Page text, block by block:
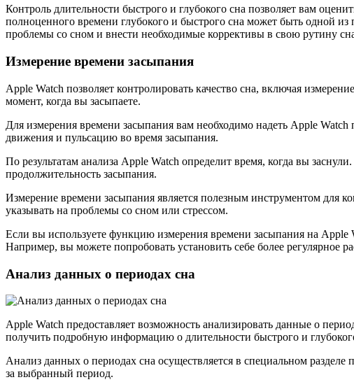
Контроль длительности быстрого и глубокого сна позволяет вам
полноценного времени глубокого и быстрого сна может быть одной из
проблемы со сном и внести необходимые коррективы в свою рутину
Измерение времени засыпания
Apple Watch позволяет контролировать качество сна, включая
момент, когда вы засыпаете.
Для измерения времени засыпания вам необходимо надеть Apple
движения и пульсацию во время засыпания.
По результатам анализа Apple Watch определит время, когда вы
продолжительность засыпания.
Измерение времени засыпания является полезным инструментом для
указывать на проблемы со сном или стрессом.
Если вы используете функцию измерения времени засыпания на Apple
Например, вы можете попробовать установить себе более регулярное
Анализ данных о периодах сна
Apple Watch предоставляет возможность анализировать данные о
получить подробную информацию о длительности быстрого и
Анализ данных о периодах сна осуществляется в специальном
за выбранный период.